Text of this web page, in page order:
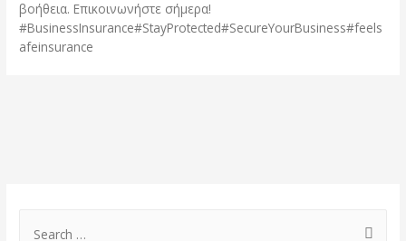
βοήθεια. Επικοινωνήστε σήμερα!
#BusinessInsurance#StayProtected#SecureYourBusiness#feels
afeinsurance